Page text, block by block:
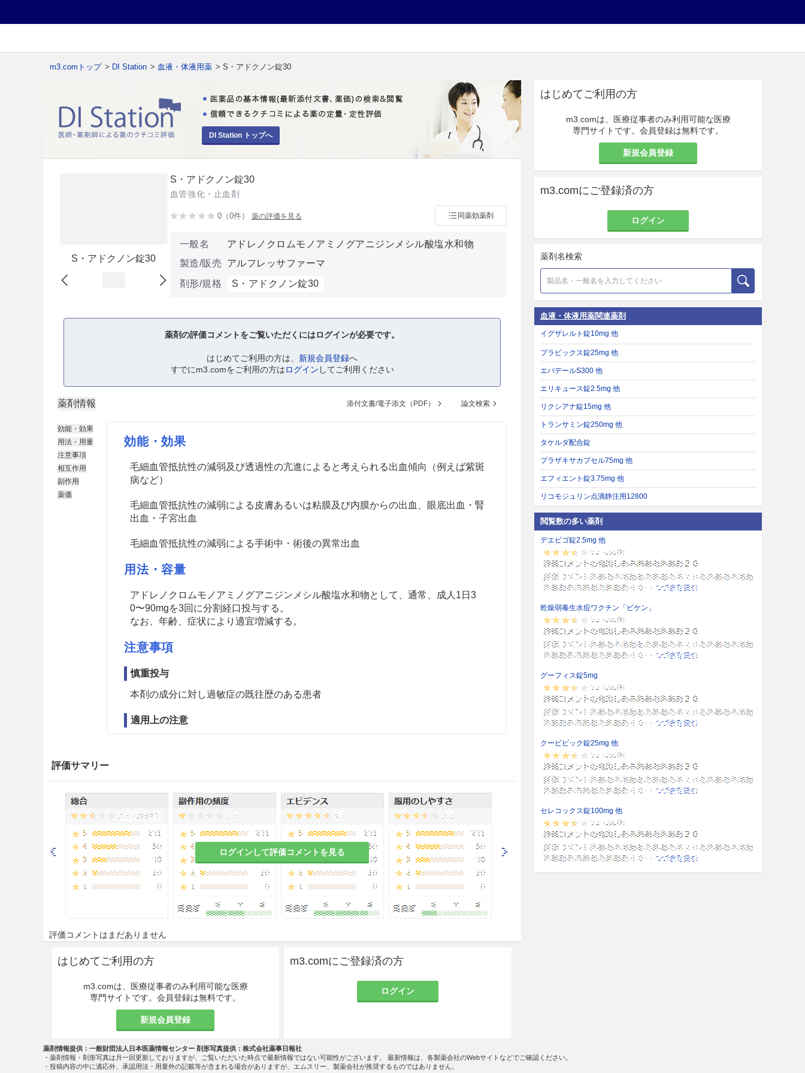
m3.comトップ > DI Station > 血液・体液用薬 > S・アドクノン錠30
DI Station トップへ
S・アドクノン錠30
S・アドクノン錠30
血管強化・止血剤
0（0件） 薬の評価を見る 同薬効薬剤
一般名
アドレノクロムモノアミノグアニジンメシル酸塩水和物
製造/販売
アルフレッサファーマ
剤形/規格
S・アドクノン錠30
薬剤の評価コメントをご覧いただくにはログインが必要です。
はじめてご利用の方は、 新規会員登録へ
すでにm3.comをご利用の方はログイン してご利用ください
薬剤情報 添付文書/電子添文（PDF） 論文検索
効能・効果
用法・用量
注意事項
相互作用
副作用
薬価
効能・効果
毛細血管抵抗性の減弱及び透過性の亢進によると考えられる出血傾向（例えば紫斑
病など）
毛細血管抵抗性の減弱による皮膚あるいは粘膜及び内膜からの出血、眼底出血・腎
出血・子宮出血
毛細血管抵抗性の減弱による手術中・術後の異常出血
用法・容量
アドレノクロムモノアミノグアニジンメシル酸塩水和物として、通常、成人1日3
0〜90mgを3回に分割経口投与する。
なお、年齢、症状により適宜増減する。
注意事項
慎重投与
本剤の成分に対し過敏症の既往歴のある患者
適用上の注意
ートの誤飲により、硬い鋭角部が食道粘膜へ刺入し、更には穿孔を起こして縦隔洞
炎等の重篤な合併症を併発することが報告されている。］
その他の注意
着色尿があらわれることがある。［アドレノクロムモノアミノグアニジン及びその
代謝物の影響が考えられる。］
相互作用
副作用発現状況の概要
は食欲不振42件（1.95％）、ALT（GPT）上昇34件（1.58％）、AST（GOT）上昇
月までの集計）。
その他の副作用
過敏症
注）
発疹
評価サマリー
ログインして評価コメントを見る
評価コメントはまだありません
はじめてご利用の方
m3.comは、医療従事者のみ利用可能な医療
専門サイトです。会員登録は無料です。
新規会員登録
m3.comにご登録済の方
ログイン
はじめてご利用の方
m3.comは、医療従事者のみ利用可能な医療
専門サイトです。会員登録は無料です。
新規会員登録
m3.comにご登録済の方
ログイン
薬剤名検索
血液・体液用薬関連薬剤
イグザレルト錠10mg 他
プラビックス錠25mg 他
エパデールS300 他
エリキュース錠2.5mg 他
リクシアナ錠15mg 他
トランサミン錠250mg 他
タケルダ配合錠
プラザキサカプセル75mg 他
エフィエント錠3.75mg 他
リコモジュリン点滴静注用12800
閲覧数の多い薬剤
デエビゴ錠2.5mg 他
乾燥弱毒生水痘ワクチン「ビケン」
グーフィス錠5mg
クービビック錠25mg 他
セレコックス錠100mg 他
薬剤情報提供：一般財団法人日本医薬情報センター 剤形写真提供：株式会社薬事日報社
・薬剤情報・剤形写真は月一回更新しておりますが、ご覧いただいた時点で最新情報ではない可能性がございます。 最新情報は、各製薬会社のWebサイトなどでご確認ください。
・投稿内容の中に適応外、承認用法・用量外の記載等が含まれる場合がありますが、エムスリー、製薬会社が推奨するものではありません。